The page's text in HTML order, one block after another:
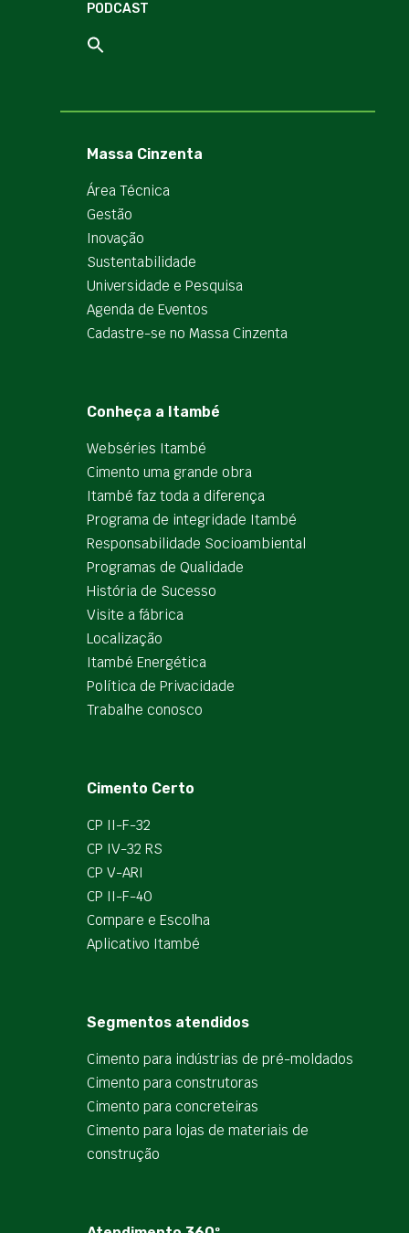
PODCAST
Massa Cinzenta
Área Técnica
Gestão
Inovação
Sustentabilidade
Universidade e Pesquisa
Agenda de Eventos
Cadastre-se no Massa Cinzenta
Conheça a Itambé
Webséries Itambé
Cimento uma grande obra
Itambé faz toda a diferença
Programa de integridade Itambé
Responsabilidade Socioambiental
Programas de Qualidade
História de Sucesso
Visite a fábrica
Localização
Itambé Energética
Política de Privacidade
Trabalhe conosco
Cimento Certo
CP II-F-32
CP IV-32 RS
CP V-ARI
CP II-F-40
Compare e Escolha
Aplicativo Itambé
Segmentos atendidos
Cimento para indústrias de pré-moldados
Cimento para construtoras
Cimento para concreteiras
Cimento para lojas de materiais de
construção